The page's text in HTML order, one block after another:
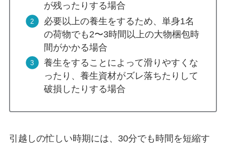
が残ったりする場合
必要以上の養生をするため、単身1名
の荷物でも2〜3時間以上の大物梱包時
間がかかる場合
養生をすることによって滑りやすくな
ったり、養生資材がズレ落ちたりして
破損したりする場合
引越しの忙しい時期には、30分でも時間を短縮す